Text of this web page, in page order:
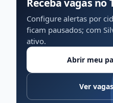
Receba vagas no
Configure alertas por
ficam pausados; com
ativo.
Abrir meu
Ver vagas